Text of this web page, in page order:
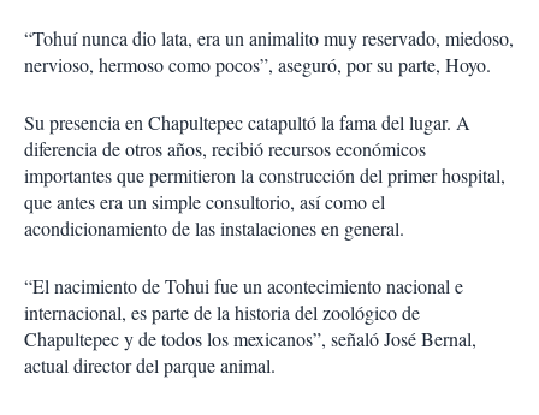
“Tohuí nunca dio lata, era un animalito muy reservado, miedoso,
nervioso, hermoso como pocos”, aseguró, por su parte, Hoyo.
Su presencia en Chapultepec catapultó la fama del lugar. A
diferencia de otros años, recibió recursos económicos
importantes que permitieron la construcción del primer hospital,
que antes era un simple consultorio, así como el
acondicionamiento de las instalaciones en general.
“El nacimiento de Tohui fue un acontecimiento nacional e
internacional, es parte de la historia del zoológico de
Chapultepec y de todos los mexicanos”, señaló José Bernal,
actual director del parque animal.